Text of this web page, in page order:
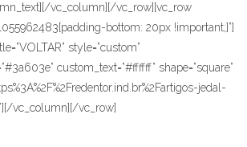
vc_column][/vc_row][vc_row
bottom: 20px !important;}”]
style=”custom”
custom_text=”#ffffff” shape=”square”
jedal-
vc_column][/vc_row]